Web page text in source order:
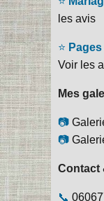
les avis
⭐
Voir les
Mes
📷
📷
Contact
📞